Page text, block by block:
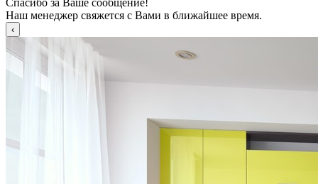
Спасибо за Ваше сообщение!
Наш менеджер свяжется с Вами в ближайшее время.